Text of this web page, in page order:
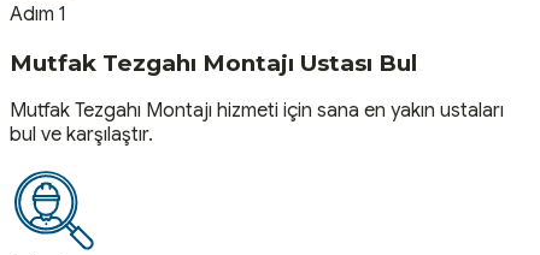
Adım 1
Mutfak Tezgahı Montajı Ustası Bul
Mutfak Tezgahı Montajı hizmeti için sana en yakın ustaları
bul ve karşılaştır.